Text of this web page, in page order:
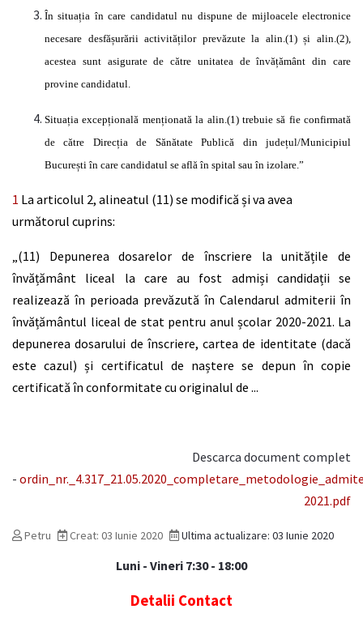
În situația încare candidatul nu dispune de mijloacele electronice
necesare desfășurării activităților prevăzutela alin.(1)șialin.(2),
acestea sunt asigurate decătre unitatea deînvățământdin care
provine candidatul.
Situația excepțională menționatăla alin.(1) trebuiesă fie confirmată
decătre Direcțiade Sănătate Publică dinjudețul/Municipiul
București în care candidatul se află în spital sauîn izolare.”
1 La articolul 2, alineatul (11) se modifică și va avea
următorul cuprins:
(11) Depunerea dosarelor de înscriere la unitățile de
învățământ liceal la care au fost admiși candidații se
realizează în perioada prevăzută în Calendarul admiterii în
învățământul liceal de stat pentru anul școlar 2020-2021. La
depunerea dosarului de înscriere, cartea de identitate (dacă
este cazul) și certificatul de naștere se depun în copie
certificată în conformitate cu originalul de ...
Descarca document complet
-
2021.pdf
Petru Creat: 03 Iunie 2020 Ultima actualizare: 03 Iunie 2020
Luni - Vineri 7:30 - 18:00
Detalii Contact